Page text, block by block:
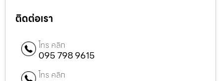
ติดต่อเรา
โทร คลิก
095 798 9615
โทร คลิก